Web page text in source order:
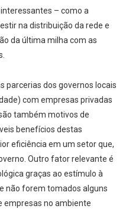
– como a
na distribuição da rede e
da última milha com as
parcerias dos governos locais
com empresas privadas
também motivos de
benefícios destas
eficiência em um setor que,
Outro fator relevante é
graças ao estímulo à
não forem tomados alguns
empresas no ambiente